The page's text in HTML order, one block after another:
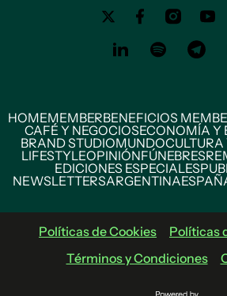
HOMEMEMBERBENEFICIOS
CAFÉ Y NEGOCIOSECONOMÍA Y
BRAND STUDIOMUNDOCULTURA
LIFESTYLEOPINIÓNFÚNEBRES
EDICIONES ESPECIALES
NEWSLETTERSARGENTINA
Políticas de Cookies
Políticas
Términos y Condiciones